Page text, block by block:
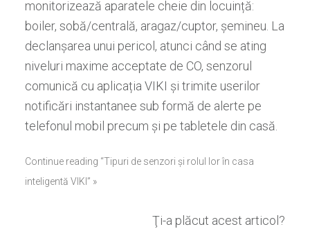
monitorizează aparatele cheie din locuință:
boiler, sobă/centrală, aragaz/cuptor, șemineu. La
declanșarea unui pericol, atunci când se ating
niveluri maxime acceptate de CO, senzorul
comunică cu aplicația VIKI și trimite userilor
notificări instantanee sub formă de alerte pe
telefonul mobil precum și pe tabletele din casă.
Continue reading “Tipuri de senzori și rolul lor în casa
inteligentă VIKI” »
Ţi-a plăcut acest articol?